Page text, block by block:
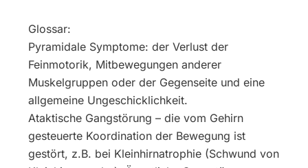
Glossar:
Pyramidale Symptome: der Verlust der
Feinmotorik, Mitbewegungen anderer
Muskelgruppen oder der Gegenseite und eine
allgemeine Ungeschicklichkeit.
Ataktische Gangstörung – die vom Gehirn
gesteuerte Koordination der Bewegung ist
gestört, z.B. bei Kleinhirnatrophie (Schwund von